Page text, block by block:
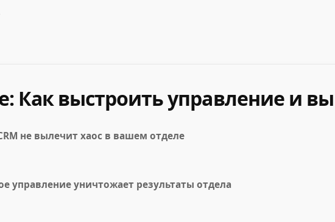
Как выстроить управление и
не вылечит хаос в вашем отделе
управление уничтожает результаты отдела